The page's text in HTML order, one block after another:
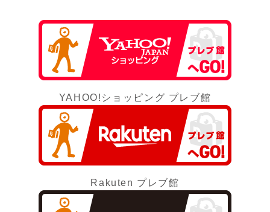
YAHOO!ショッピング プレブ館
Rakuten プレブ館